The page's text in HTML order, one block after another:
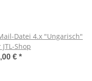
Datei 4.x "Ungarisch"
Shop
€ *